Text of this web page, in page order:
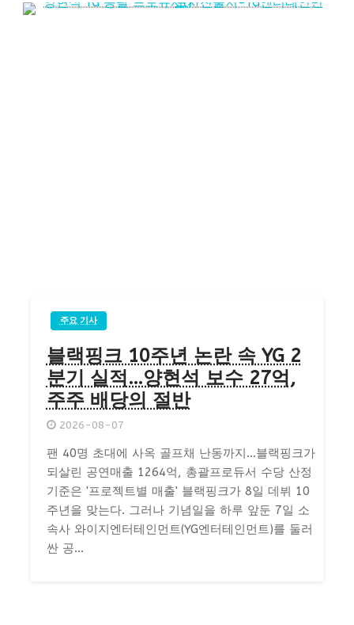
주요 기사
블랙핑크 10주년 논란 속 YG 2
분기 실적…양현석 보수 27억,
주주 배당의 절반
2026-08-07
팬 40명 초대에 사옥 골프채 난동까지…블랙핑크가
되살린 공연매출 1264억, 총괄프로듀서 수당 산정
기준은 '프로젝트별 매출' 블랙핑크가 8일 데뷔 10
주년을 맞는다. 그러나 기념일을 하루 앞둔 7일 소
속사 와이지엔터테인먼트(YG엔터테인먼트)를 둘러
싼 공...